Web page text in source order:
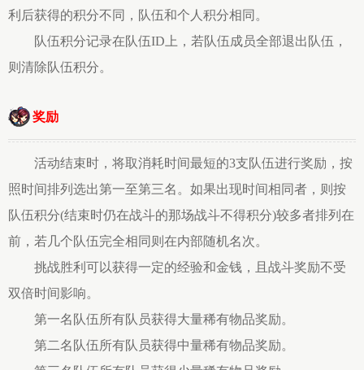
利后获得的积分不同，队伍和个人积分相同。
队伍积分记录在队伍ID上，若队伍成员全部退出队伍，
则清除队伍积分。
奖励
活动结束时，将取消耗时间最短的3支队伍进行奖励，按
照时间排列选出第一至第三名。如果出现时间相同者，则按
队伍积分(结束时仍在战斗的那场战斗不得积分)较多者排列在
前，若几个队伍完全相同则在内部随机名次。
挑战胜利可以获得一定的经验和金钱，且战斗奖励不受
双倍时间影响。
第一名队伍所有队员获得大量稀有物品奖励。
第二名队伍所有队员获得中量稀有物品奖励。